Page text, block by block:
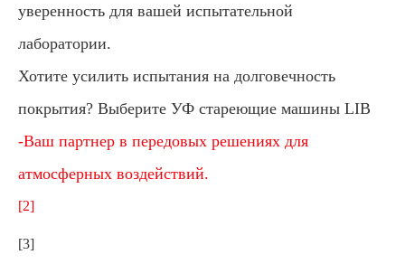
уверенность для вашей испытательной
лаборатории.
Хотите усилить испытания на долговечность
покрытия? Выберите УФ стареющие машины LIB
-Ваш партнер в передовых решениях для
атмосферных воздействий.
[2]
[3]